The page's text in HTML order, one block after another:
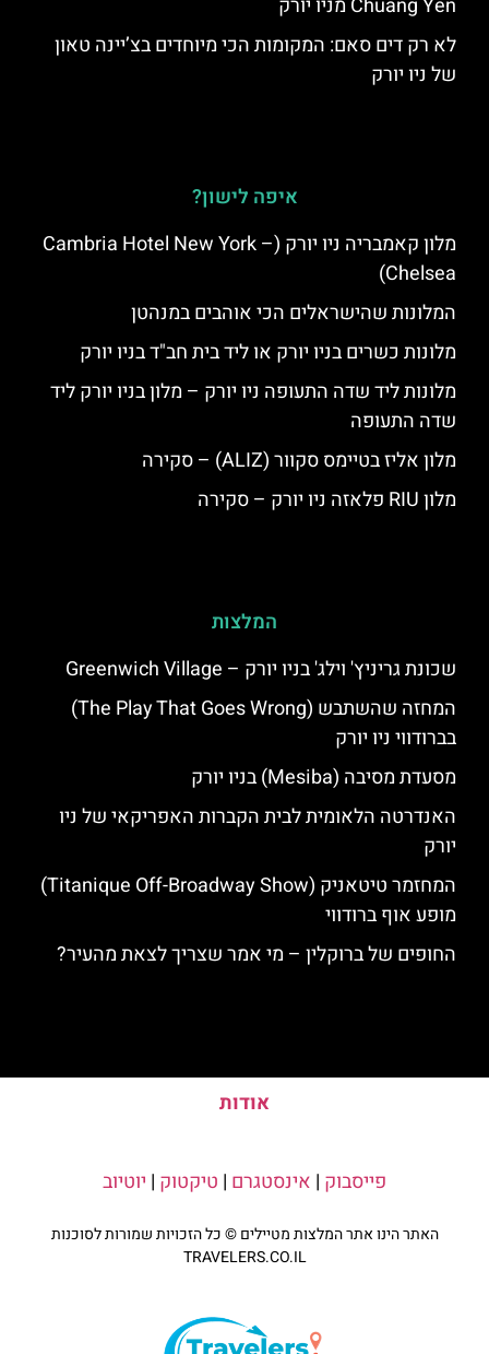
Chuang Yen מניו יורק
לא רק דים סאם: המקומות הכי מיוחדים בצ’יינה טאון
של ניו יורק
איפה לישון?
מלון קאמבריה ניו יורק (Cambria Hotel New York –
Chelsea)
המלונות שהישראלים הכי אוהבים במנהטן
מלונות כשרים בניו יורק או ליד בית חב"ד בניו יורק
מלונות ליד שדה התעופה ניו יורק – מלון בניו יורק ליד
שדה התעופה
מלון אליז בטיימס סקוור (ALIZ) – סקירה
מלון RIU פלאזה ניו יורק – סקירה
המלצות
שכונת גריניץ' וילג' בניו יורק – Greenwich Village
המחזה שהשתבש (The Play That Goes Wrong)
בברודווי ניו יורק
מסעדת מסיבה (Mesiba) בניו יורק
האנדרטה הלאומית לבית הקברות האפריקאי של ניו
יורק
המחזמר טיטאניק (Titanique Off-Broadway Show)
מופע אוף ברודווי
החופים של ברוקלין – מי אמר שצריך לצאת מהעיר?
אודות
פייסבוק | אינסטגרם | טיקטוק | יוטיוב
האתר הינו אתר המלצות מטיילים © כל הזכויות שמורות לסוכנות
TRAVELERS.CO.IL